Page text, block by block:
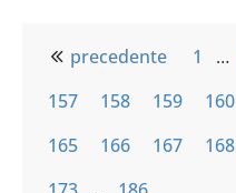
precedente 1 …
157
158 159 160
165
166 167 168